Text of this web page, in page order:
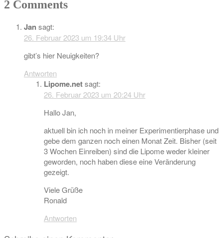
2 Comments
Jansagt:
26. Februar 2023 um 19:34 Uhr
gibt’s hier Neuigkeiten?
Antworten
Lipome.netsagt:
26. Februar 2023 um 20:24 Uhr
Hallo Jan,
aktuell bin ich noch in meiner Experimentierphase und
gebe dem ganzen noch einen Monat Zeit. Bisher (seit
3 Wochen Einreiben) sind die Lipome weder kleiner
geworden, noch haben diese eine Veränderung
gezeigt.
Viele Grüße
Ronald
Antworten